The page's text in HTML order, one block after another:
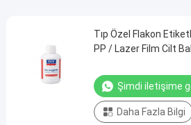
Tıp Özel Flakon
PP / Lazer Film Cilt
Şimdi iletişime
Daha Fazla Bilgi